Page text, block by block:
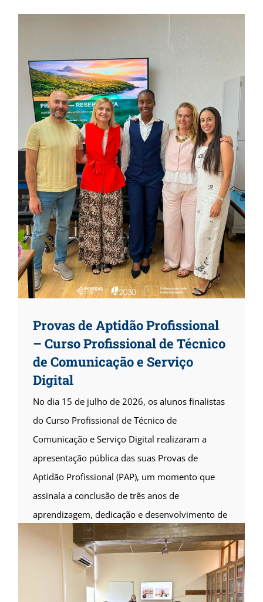
Provas de Aptidão Profissional
– Curso Profissional de Técnico
de Comunicação e Serviço
Digital
No dia 15 de julho de 2026, os alunos finalistas
do Curso Profissional de Técnico de
Comunicação e Serviço Digital realizaram a
apresentação pública das suas Provas de
Aptidão Profissional (PAP), um momento que
assinala a conclusão de três anos de
aprendizagem, dedicação e desenvolvimento de
competências técnicas, profissionais[...]